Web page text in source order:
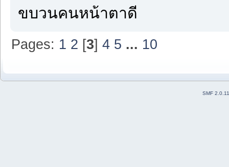
ขบวนคนหน้าตาดี
Pages: 1 2 [3]4 5 ... 10
SMF 2.0.11